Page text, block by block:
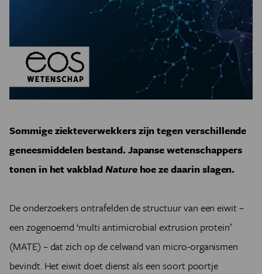
Sommige ziekteverwekkers zijn tegen verschillende
geneesmiddelen bestand. Japanse wetenschappers
tonen in het vakbladNaturehoe ze daarin slagen.
De onderzoekers ontrafelden de structuur van een eiwit –
een zogenoemd ‘multi antimicrobial extrusion protein’
(MATE) – dat zich op de celwand van micro-organismen
bevindt. Het eiwit doet dienst als een soort poortje